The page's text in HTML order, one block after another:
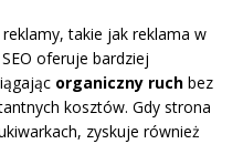
takie jak reklama w
oferuje bardziej
organiczny ruch bez
kosztów. Gdy strona
zyskuje również